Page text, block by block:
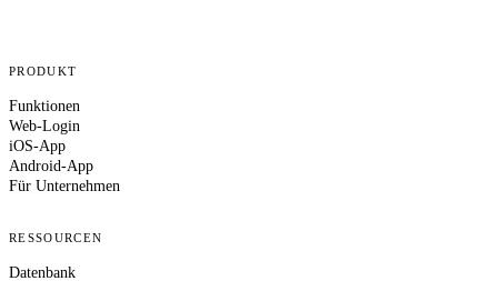
PRODUKT
Funktionen
Web-Login
iOS-App
Android-App
Für Unternehmen
RESSOURCEN
Datenbank